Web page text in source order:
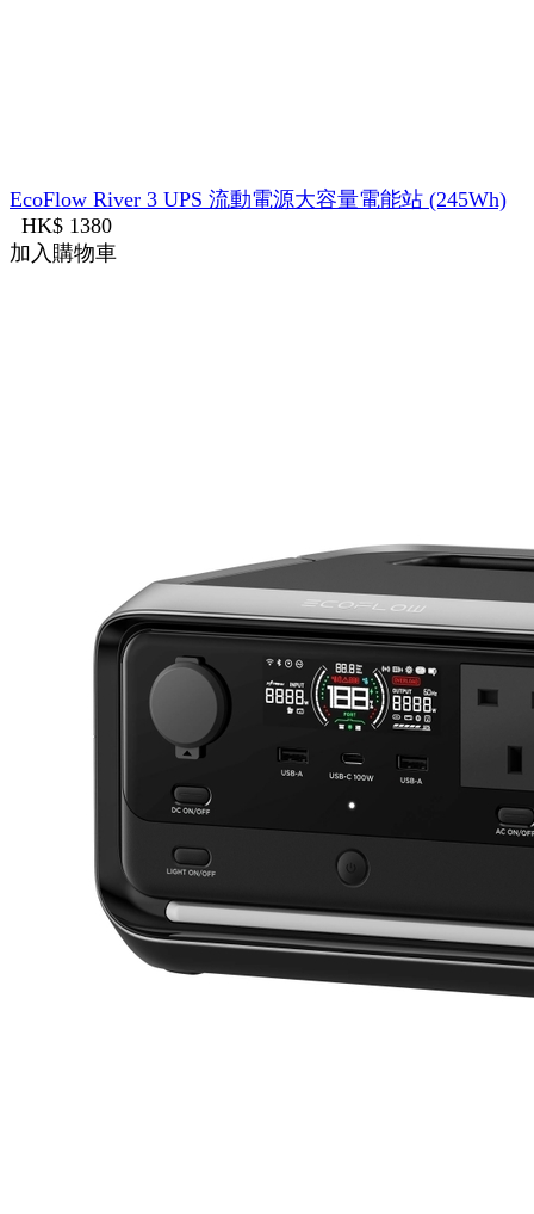
EcoFlow River 3 UPS 流動電源大容量電能站 (245Wh)
HK$ 1380
加入購物車